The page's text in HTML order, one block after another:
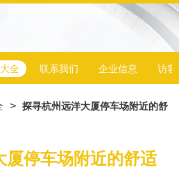
全 联系我们 企业信息 访客
> 探寻杭州远洋大厦停车场附近的舒
厦停车场附近的舒适